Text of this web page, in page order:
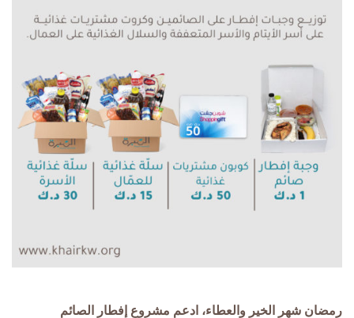
رمضان شهر الخير والعطاء، ادعم مشروع إفطار الصائم